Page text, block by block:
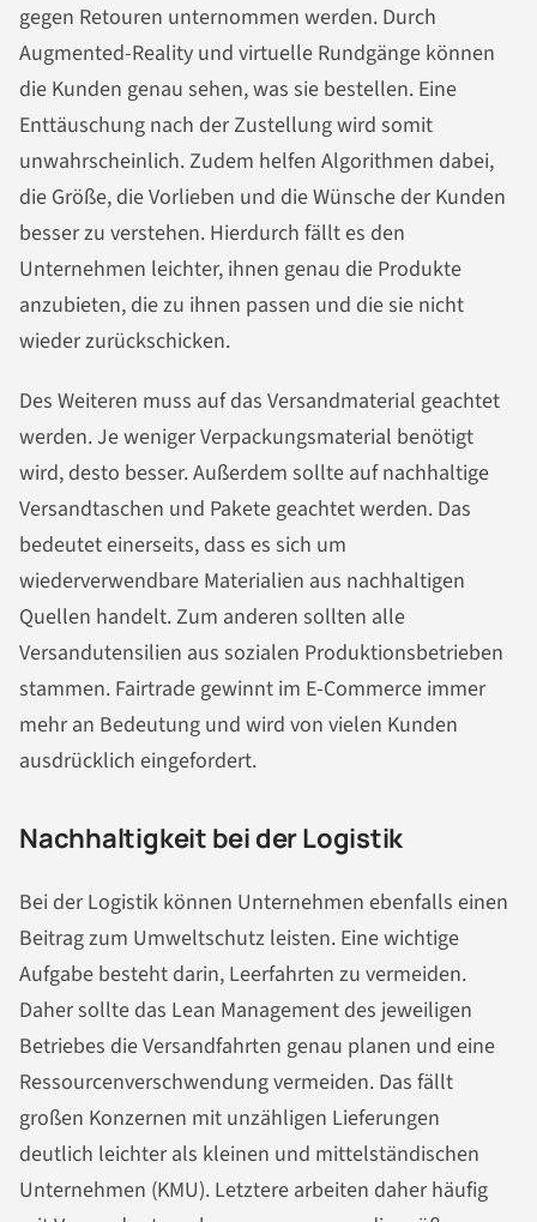
gegen Retouren unternommen werden. Durch
Augmented-Reality und virtuelle Rundgänge können
die Kunden genau sehen, was sie bestellen. Eine
Enttäuschung nach der Zustellung wird somit
unwahrscheinlich. Zudem helfen Algorithmen dabei,
die Größe, die Vorlieben und die Wünsche der Kunden
besser zu verstehen. Hierdurch fällt es den
Unternehmen leichter, ihnen genau die Produkte
anzubieten, die zu ihnen passen und die sie nicht
wieder zurückschicken.
Des Weiteren muss auf das Versandmaterial geachtet
werden. Je weniger Verpackungsmaterial benötigt
wird, desto besser. Außerdem sollte auf nachhaltige
Versandtaschen und Pakete geachtet werden. Das
bedeutet einerseits, dass es sich um
wiederverwendbare Materialien aus nachhaltigen
Quellen handelt. Zum anderen sollten alle
Versandutensilien aus sozialen Produktionsbetrieben
stammen. Fairtrade gewinnt im E-Commerce immer
mehr an Bedeutung und wird von vielen Kunden
ausdrücklich eingefordert.
Nachhaltigkeit bei der Logistik
Bei der Logistik können Unternehmen ebenfalls einen
Beitrag zum Umweltschutz leisten. Eine wichtige
Aufgabe besteht darin, Leerfahrten zu vermeiden.
Daher sollte das Lean Management des jeweiligen
Betriebes die Versandfahrten genau planen und eine
Ressourcenverschwendung vermeiden. Das fällt
großen Konzernen mit unzähligen Lieferungen
deutlich leichter als kleinen und mittelständischen
Unternehmen (KMU). Letztere arbeiten daher häufig